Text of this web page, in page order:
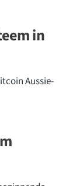
in
Aussie-